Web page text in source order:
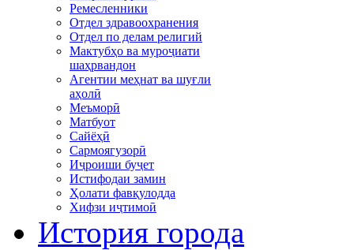
Ремесленники
Отдел здравоохранения
Отдел по делам религий
Мактубҳо ва муроҷиати
шаҳрвандон
Агентии меҳнат ва шуғли
аҳолӣ
Меъморӣ
Матбуот
Сайёҳӣ
Сармоягузорӣ
Иҷроиши буҷет
Истифодаи замин
Ҳолати фавқулодда
Хифзи иҷтимоӣ
История города